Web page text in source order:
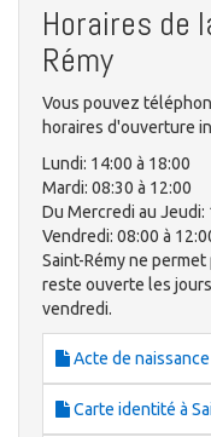
Horaires de
Rémy
Vous pouvez
horaires d'ouverture
Lundi: 14:00 à 18:00
Mardi: 08:30 à 12:00
Du Mercredi au Jeudi:
Vendredi: 08:00 à
Saint-Rémy ne
reste ouverte les
vendredi.
Acte de
Carte identité à